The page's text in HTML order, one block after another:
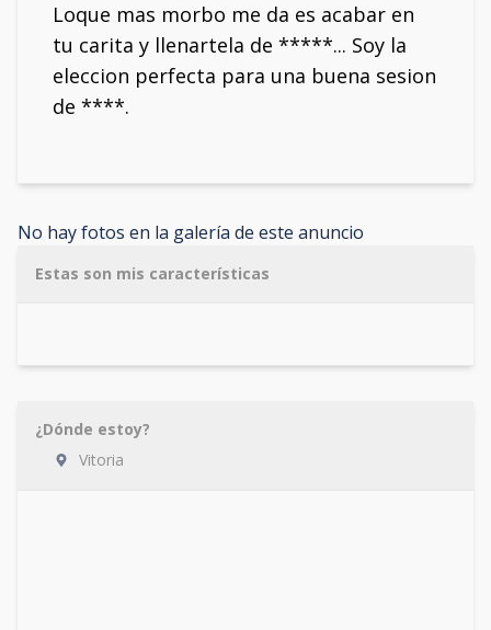
Loque mas morbo me da es acabar en
tu carita y llenartela de *****... Soy la
eleccion perfecta para una buena sesion
de ****.
No hay fotos en la galería de este anuncio
Estas son mis características
¿Dónde estoy?
Vitoria